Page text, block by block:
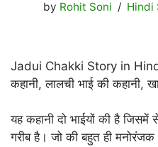
by Rohit Soni Hindi
Jadui Chakki Story in
कहानी, लालची भाई की कहानी,
यह कहानी दो भाईयों की है
गरीब है। जो की बहुत ही